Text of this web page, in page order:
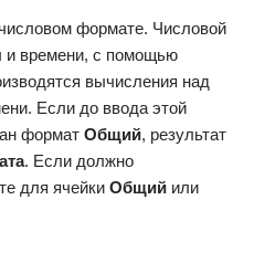
формате. Числовой
времени, с помощью
вычисления над
Если до ввода этой
формат Общий, результат
. Если должно
для ячейки Общий или